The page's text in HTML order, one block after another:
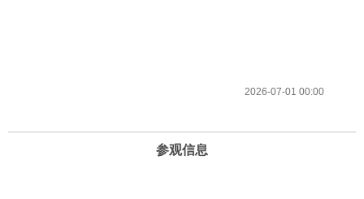
2026-07-01 00:00
参观信息